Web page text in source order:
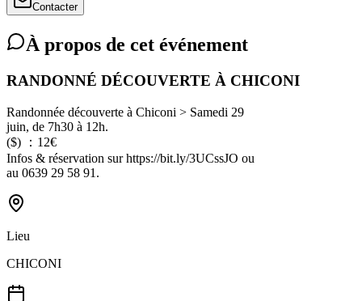
Contacter
À propos de cet événement
RANDONNÉ DÉCOUVERTE À CHICONI
Randonnée découverte à Chiconi > Samedi 29
juin, de 7h30 à 12h.
($) ：12€
Infos & réservation sur https://bit.ly/3UCssJO ou
au 0639 29 58 91.
Lieu
CHICONI